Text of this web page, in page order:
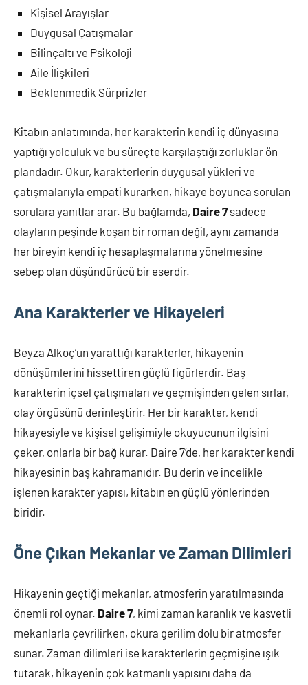
Kişisel Arayışlar
Duygusal Çatışmalar
Bilinçaltı ve Psikoloji
Aile İlişkileri
Beklenmedik Sürprizler
Kitabın anlatımında, her karakterin kendi iç dünyasına
yaptığı yolculuk ve bu süreçte karşılaştığı zorluklar ön
plandadır. Okur, karakterlerin duygusal yükleri ve
çatışmalarıyla empati kurarken, hikaye boyunca sorulan
sorulara yanıtlar arar. Bu bağlamda, Daire 7sadece
olayların peşinde koşan bir roman değil, aynı zamanda
her bireyin kendi iç hesaplaşmalarına yönelmesine
sebep olan düşündürücü bir eserdir.
Ana Karakterler ve Hikayeleri
Beyza Alkoç’un yarattığı karakterler, hikayenin
dönüşümlerini hissettiren güçlü figürlerdir. Baş
karakterin içsel çatışmaları ve geçmişinden gelen sırlar,
olay örgüsünü derinleştirir. Her bir karakter, kendi
hikayesiyle ve kişisel gelişimiyle okuyucunun ilgisini
çeker, onlarla bir bağ kurar. Daire 7’de, her karakter kendi
hikayesinin baş kahramanıdır. Bu derin ve incelikle
işlenen karakter yapısı, kitabın en güçlü yönlerinden
biridir.
Öne Çıkan Mekanlar ve Zaman Dilimleri
Hikayenin geçtiği mekanlar, atmosferin yaratılmasında
önemli rol oynar. Daire 7, kimi zaman karanlık ve kasvetli
mekanlarla çevrilirken, okura gerilim dolu bir atmosfer
sunar. Zaman dilimleri ise karakterlerin geçmişine ışık
tutarak, hikayenin çok katmanlı yapısını daha da